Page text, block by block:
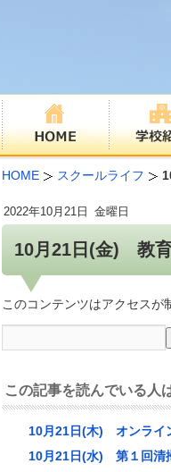
HOME スクールライフ
10月21日(金) 教
2022年10月21日 金曜日
このコンテンツはアクセスが
この記事を読んでいる人
10月21日(木) オンライ
10月21日(水) 第１回清